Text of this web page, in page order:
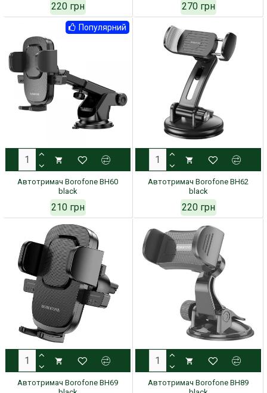
220 грн 270 грн
Популярний
Автотримач Borofone BH60
black
210 грн
Автотримач Borofone BH62
black
220 грн
Автотримач Borofone BH69
Автотримач Borofone BH89